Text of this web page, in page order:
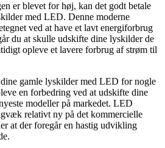
er blevet for høj, kan det godt betale
med LED. Denne moderne
ved at have et lavt energiforbrug
du at skulle udskifte dine lyskilder de
opleve et lavere forbrug af strøm til
gamle lyskilder med LED for nogle
en forbedring ved at udskifte dine
modeller på markedet. LED
relativt ny på det kommercielle
at der foregår en hastig udvikling